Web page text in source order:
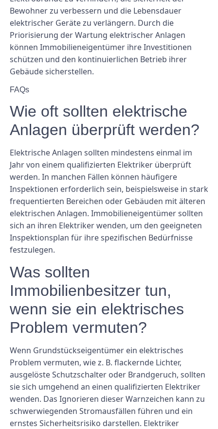
Bewohner zu verbessern und die Lebensdauer
elektrischer Geräte zu verlängern. Durch die
Priorisierung der Wartung elektrischer Anlagen
können Immobilieneigentümer ihre Investitionen
schützen und den kontinuierlichen Betrieb ihrer
Gebäude sicherstellen.
FAQs
Wie oft sollten elektrische
Anlagen überprüft werden?
Elektrische Anlagen sollten mindestens einmal im
Jahr von einem qualifizierten Elektriker überprüft
werden. In manchen Fällen können häufigere
Inspektionen erforderlich sein, beispielsweise in stark
frequentierten Bereichen oder Gebäuden mit älteren
elektrischen Anlagen. Immobilieneigentümer sollten
sich an ihren Elektriker wenden, um den geeigneten
Inspektionsplan für ihre spezifischen Bedürfnisse
festzulegen.
Was sollten
Immobilienbesitzer tun,
wenn sie ein elektrisches
Problem vermuten?
Wenn Grundstückseigentümer ein elektrisches
Problem vermuten, wie z. B. flackernde Lichter,
ausgelöste Schutzschalter oder Brandgeruch, sollten
sie sich umgehend an einen qualifizierten Elektriker
wenden. Das Ignorieren dieser Warnzeichen kann zu
schwerwiegenden Stromausfällen führen und ein
ernstes Sicherheitsrisiko darstellen. Elektriker